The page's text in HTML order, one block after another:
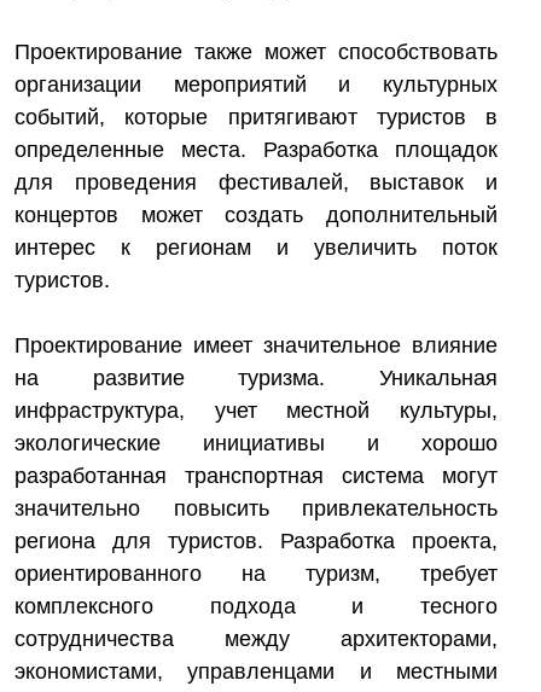
Проектирование также может способствовать
организации мероприятий и культурных
событий, которые притягивают туристов в
определенные места. Разработка площадок
для проведения фестивалей, выставок и
концертов может создать дополнительный
интерес к регионам и увеличить поток
туристов.
Проектирование имеет значительное влияние
на развитие туризма. Уникальная
инфраструктура, учет местной культуры,
экологические инициативы и хорошо
разработанная транспортная система могут
значительно повысить привлекательность
региона для туристов. Разработка проекта,
ориентированного на туризм, требует
комплексного подхода и тесного
сотрудничества между архитекторами,
экономистами, управленцами и местными